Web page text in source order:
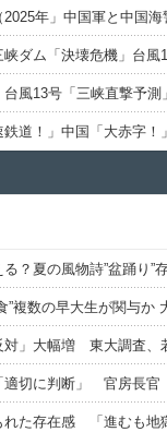
適切に判断」 官房長官